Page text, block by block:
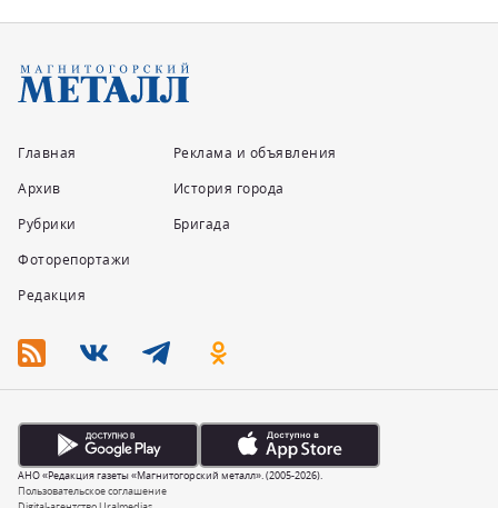
Главная
Архив
Рубрики
Фоторепортажи
Редакция
Реклама и объявления
История города
Бригада
Пользовательское соглашение
АНО «Редакция газеты «Магнитогорский металл». (2005-2026).